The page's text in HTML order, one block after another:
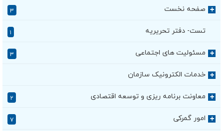
+ صفحه نخست ۳
تست- دفتر تحریریه
+ مسئولیت های اجتماعی ۳
+ خدمات الکترونیک سازمان
+ معاونت برنامه ریزی و توسعه اقتصادی ۲
+ امور گمرکی ۷